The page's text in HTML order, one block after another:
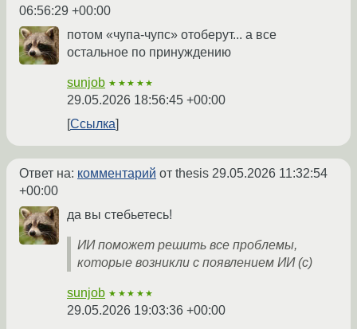
06:56:29 +00:00
потом «чупа-чупс» отоберут... а все
остальное по принуждению
sunjob ★★★★★
29.05.2026 18:56:45 +00:00
Ссылка
Ответ на: комментарий от thesis 29.05.2026 11:32:54
+00:00
да вы стебьетесь!
ИИ поможет решить все проблемы,
которые возникли с появлением ИИ (с)
sunjob ★★★★★
29.05.2026 19:03:36 +00:00